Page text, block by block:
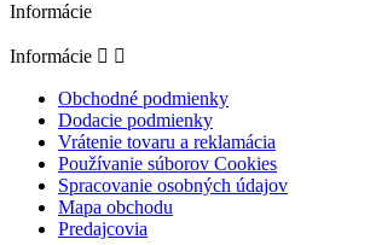
Informácie
Informácie  
Obchodné podmienky
Dodacie podmienky
Vrátenie tovaru a reklamácia
Používanie súborov Cookies
Spracovanie osobných údajov
Mapa obchodu
Predajcovia